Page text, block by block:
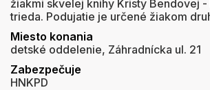
žiakmi skvelej knihy Kristy Bendovej -
trieda. Podujatie je určené žiakom
Miesto konania
detské oddelenie, Záhradnícka ul. 21
Zabezpečuje
HNKPD